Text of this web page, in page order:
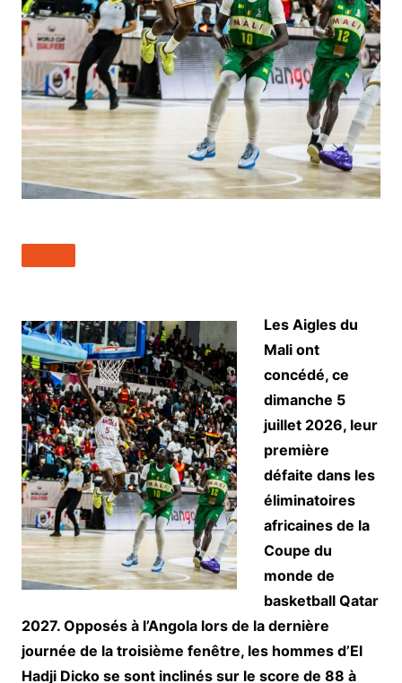
Les Aigles du
Mali ont
concédé, ce
dimanche 5
juillet 2026, leur
première
défaite dans les
éliminatoires
africaines de la
Coupe du
monde de
basketball Qatar
2027. Opposés à l’Angola lors de la dernière
journée de la troisième fenêtre, les hommes d’El
Hadji Dicko se sont inclinés sur le score de 88 à